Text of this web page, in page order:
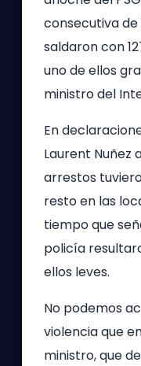
consecutiva de
saldaron con
uno de ellos
ministro del
En
Laurent Nuñez
arrestos
resto en las
tiempo que
policía
ellos leves.
No podemos
violencia que
ministro, que